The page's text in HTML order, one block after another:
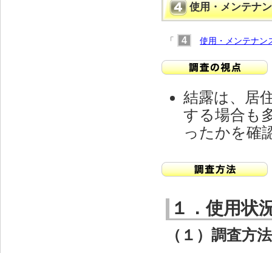
使用・メンテナ
「 4 使用・メンテナン
結露は、居
する場合も
ったかを確
１．使用状
（１）調査方法